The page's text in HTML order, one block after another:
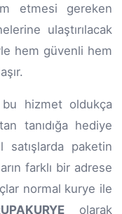
etmesi gereken
ulaştırılacak
hem güvenli hem
hizmet oldukça
tanıdığa hediye
paketin
farklı bir adrese
normal kurye ile
olarak